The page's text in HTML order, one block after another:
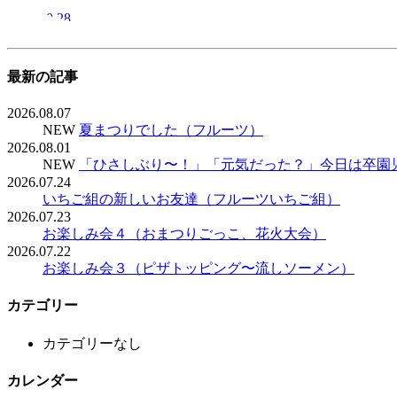
2019.10.28
最新の記事
2026.08.07
NEW 夏まつりでした（フルーツ）
2026.08.01
NEW
「ひさしぶり〜！」「元気だった？」今日は卒園
2026.07.24
いちご組の新しいお友達（フルーツいちご組）
2026.07.23
お楽しみ会４（おまつりごっこ、花火大会）
2026.07.22
お楽しみ会３（ピザトッピング〜流しソーメン）
カテゴリー
カテゴリーなし
カレンダー